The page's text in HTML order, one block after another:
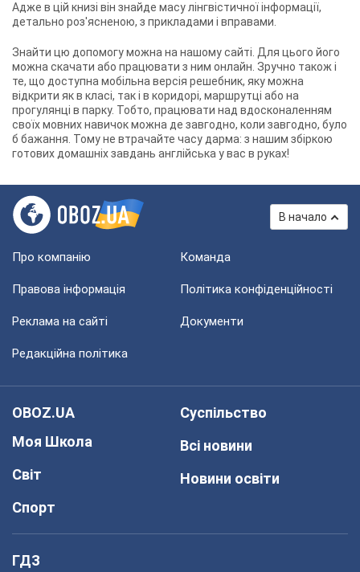
Адже в цій книзі він знайде масу лінгвістичної інформації,
детально роз'ясненою, з прикладами і вправами.
Знайти цю допомогу можна на нашому сайті. Для цього його
можна скачати або працювати з ним онлайн. Зручно також і
те, що доступна мобільна версія решебник, яку можна
відкрити як в класі, так і в коридорі, маршрутці або на
прогулянці в парку. Тобто, працювати над вдосконаленням
своїх мовних навичок можна де завгодно, коли завгодно, було
б бажання. Тому не втрачайте часу дарма: з нашим збіркою
готових домашніх завдань англійська у вас в руках!
В начало
Про компанію Команда
Правова інформація Політика конфіденційності
Реклама на сайті Документи
Редакційна політика
OBOZ.UA
Моя Школа
Світ
Спорт
Суспільство
Всі новини
Новини освіти
ГДЗ